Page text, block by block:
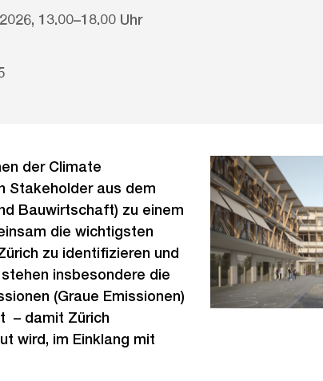
13.00–18.00 Uhr
der Climate
Stakeholder aus dem
Bauwirtschaft) zu einem
die wichtigsten
zu identifizieren und
insbesondere die
(Graue Emissionen)
– damit Zürich
wird, im Einklang mit